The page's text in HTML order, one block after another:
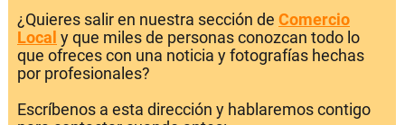
¿Quieres salir en nuestra sección de Comercio
Local y que miles de personas conozcan todo lo
que ofreces con una noticia y fotografías hechas
por profesionales?
Escríbenos a esta dirección y hablaremos contigo